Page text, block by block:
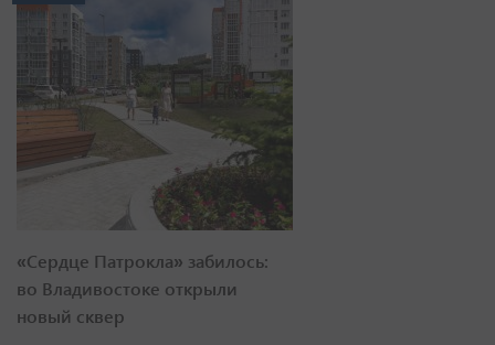
«Сердце Патрокла» забилось:
во Владивостоке открыли
новый сквер